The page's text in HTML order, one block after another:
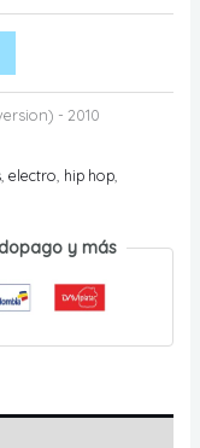
- 2010
, electro hip hop,
y más